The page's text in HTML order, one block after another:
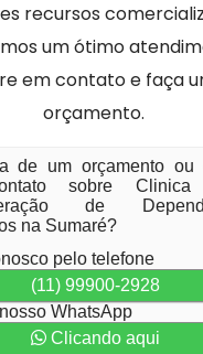
recursos
um ótimo
em contato e faça
orçamento.
de um orçamento ou
sobre Clinica
de
na Sumaré?
pelo telefone
(11) 99900-2928
WhatsApp
Clicando aqui